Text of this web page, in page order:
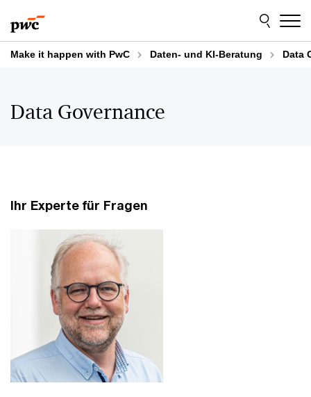
to
content
to
footer
Make it happen with PwC Daten- und KI-Beratung Data
Data Governance
Ihr Experte für Fragen